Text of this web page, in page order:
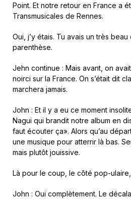
Point. Et notre retour en France a
Transmusicales de Rennes.
Oui, j’y étais. Tu avais un très
parenthèse.
Jehn continue : Mais avant, on
noirci sur la France. On s’était dit
marchera jamais.
John : Et il y a eu ce moment
Nagui qui brandit notre album en
faut écouter ça». Alors qu’au
une musique pour atterrir là bas.
mais plutôt jouissive.
Là pour le coup, le côté pop-
John : Oui complètement. Le